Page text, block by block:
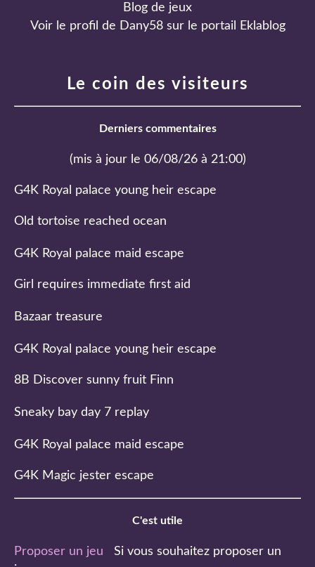
Blog de jeux
Voir le profil de Dany58sur le portail Eklablog
Le coin des visiteurs
Derniers commentaires
(mis à jour le 06/08/26 à 21:00)
G4K Royal palace young heir escape
Old tortoise reached ocean
G4K Royal palace maid escape
Girl requires immediate first aid
Bazaar treasure
G4K Royal palace young heir escape
8B Discover sunny fruit Finn
Sneaky bay day 7 replay
G4K Royal palace maid escape
G4K Magic jester escape
C'est utile
Proposer un jeu Si vous souhaitez proposer un